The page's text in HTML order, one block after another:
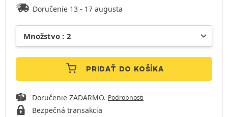
Doručenie 13 - 17 augusta
PRIDAŤ DO KOŠÍKA
Doručenie ZADARMO. Podrobnosti
Bezpečná transakcia